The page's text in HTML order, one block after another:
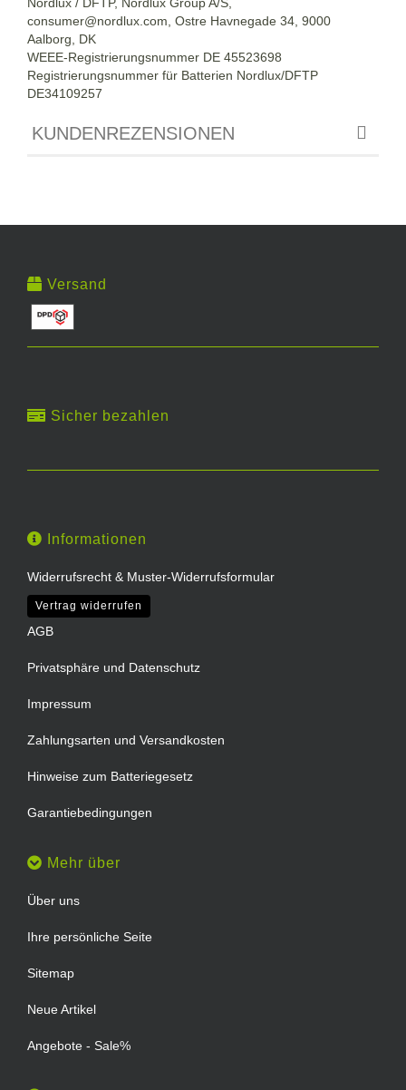
consumer@nordlux.com, Ostre Havnegade 34, 9000
Aalborg, DK
WEEE-Registrierungsnummer DE 45523698
Registrierungsnummer für Batterien Nordlux/DFTP
DE34109257
KUNDENREZENSIONEN
Versand
Sicher bezahlen
Informationen
Widerrufsrecht & Muster-Widerrufsformular
Vertrag widerrufen
AGB
Privatsphäre und Datenschutz
Impressum
Zahlungsarten und Versandkosten
Hinweise zum Batteriegesetz
Garantiebedingungen
Mehr über
Über uns
Ihre persönliche Seite
Sitemap
Neue Artikel
Angebote - Sale%